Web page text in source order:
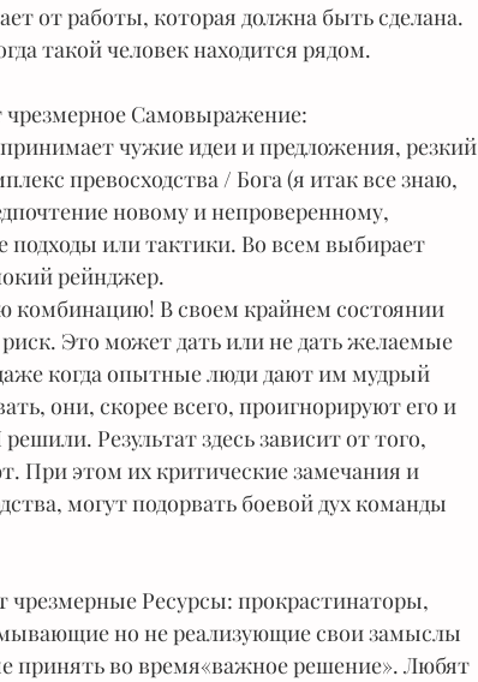
от работы, которая должна быть сделана.
такой человек находится рядом.
чрезмерное Самовыражение:
чужие идеи и предложения, резкий
превосходства / Бога (я итак все знаю,
новому и непроверенному,
или тактики. Во всем выбирает
рейнджер.
комбинацию! В своем крайнем состоянии
Это может дать или не дать желаемые
когда опытные люди дают им мудрый
они, скорее всего, проигнорируют его и
Результат здесь зависит от того,
При этом их критические замечания и
могут подорвать боевой дух команды
чрезмерные Ресурсы: прокрастинаторы,
но не реализующие свои замыслы
принять во время«важное решение». Любят